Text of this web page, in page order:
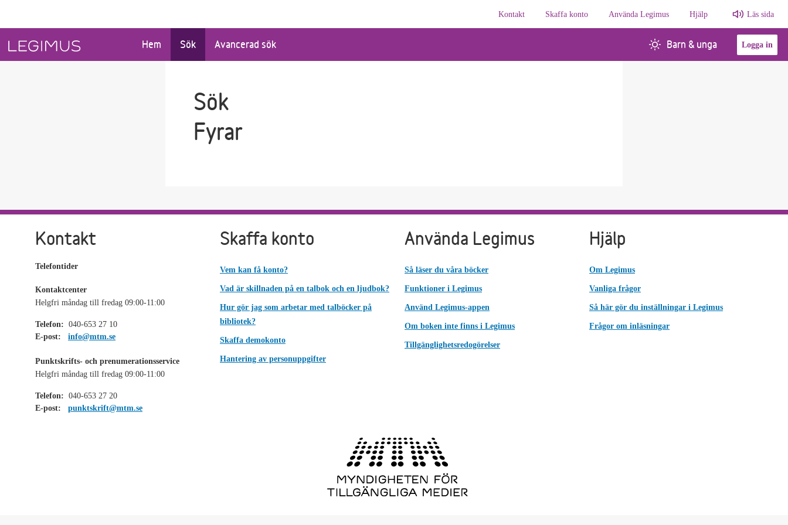
Kontakt
Skaffa konto Använda Legimus Hjälp Läs sida
Hem Sök Avancerad sök Barn & unga Logga in
Sök
Fyrar
Kontakt
Telefontider
Kontaktcenter
Helgfri måndag till fredag 09:00-11:00
Telefon: 040-653 27 10
E-post:
info@mtm.se
Punktskrifts- och prenumerationsservice
Helgfri måndag till fredag 09:00-11:00
Telefon: 040-653 27 20
E-post:
punktskrift@mtm.se
Skaffa konto
Vem kan få konto?
Vad är skillnaden på en talbok och en ljudbok?
Hur gör jag som arbetar med talböcker på
bibliotek?
Skaffa demokonto
Hantering av personuppgifter
Använda Legimus
Så läser du våra böcker
Funktioner i Legimus
Använd Legimus-appen
Om boken inte finns i Legimus
Tillgänglighetsredogörelser
Hjälp
Om Legimus
Vanliga frågor
Så här gör du inställningar i Legimus
Frågor om inläsningar